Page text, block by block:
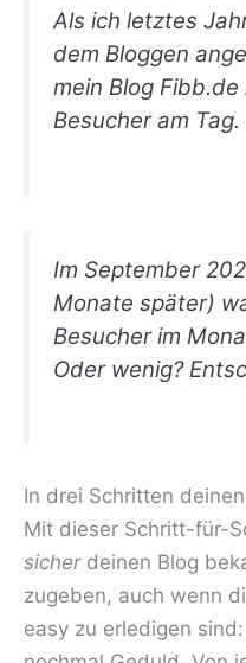
Als ich letztes
dem Bloggen
mein Blog Fibb.de
Besucher am Tag.
Im September
Monate später)
Besucher im
Oder wenig?
In drei Schritten
Mit dieser Schritt-für-
sicherdeinen Blog
zugeben, auch wenn
easy zu erledigen